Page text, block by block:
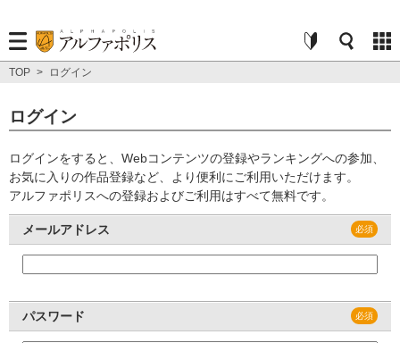
TOP > ログイン
ログイン
ログインをすると、Webコンテンツの登録やランキングへの参加、
お気に入りの作品登録など、より便利にご利用いただけます。
アルファポリスへの登録およびご利用はすべて無料です。
メールアドレス
パスワード